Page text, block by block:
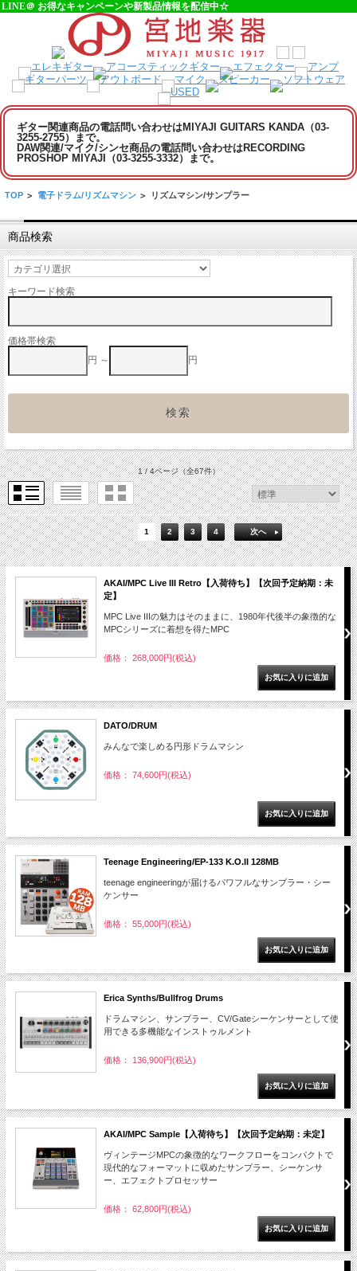
LINE＠ お得なキャンペーンや新製品情報を配信中☆
ギター関連商品の電話問い合わせはMIYAJI GUITARS KANDA（03-
3255-2755）まで。
DAW関連/マイク/シンセ商品の電話問い合わせはRECORDING
PROSHOP MIYAJI（03-3255-3332）まで。
TOP > 電子ドラム/リズムマシン > リズムマシン/サンプラー
商品検索
キーワード検索
価格帯検索
円 ～
円
1 / 4ページ（全67件）
1 2 3 4 次へ
AKAI/MPC Live III Retro【入荷待ち】【次回予定納期：未
定】
MPC Live IIIの魅力はそのままに、1980年代後半の象徴的な
MPCシリーズに着想を得たMPC
価格： 268,000円(税込)
DATO/DRUM
みんなで楽しめる円形ドラムマシン
価格： 74,600円(税込)
Teenage Engineering/EP-133 K.O.II 128MB
teenage engineeringが届けるパワフルなサンプラー・シー
ケンサー
価格： 55,000円(税込)
Erica Synths/Bullfrog Drums
ドラムマシン、サンプラー、CV/Gateシーケンサーとして使
用できる多機能なインストゥルメント
価格： 136,900円(税込)
AKAI/MPC Sample【入荷待ち】【次回予定納期：未定】
ヴィンテージMPCの象徴的なワークフローをコンパクトで
現代的なフォーマットに収めたサンプラー、シーケンサ
ー、エフェクトプロセッサー
価格： 62,800円(税込)